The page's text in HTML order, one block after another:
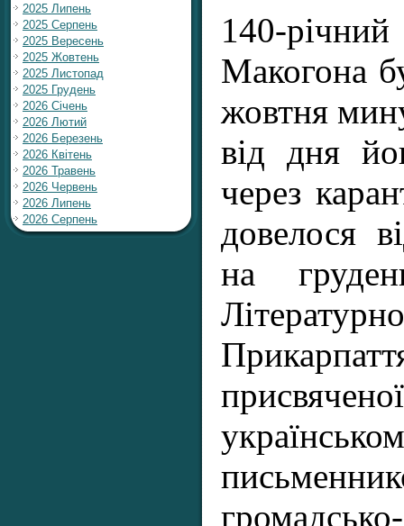
2025 Липень
2025 Серпень
2025 Вересень
2025 Жовтень
2025 Листопад
2025 Грудень
2026 Січень
2026 Лютий
2026 Березень
2026 Квітень
2026 Травень
2026 Червень
2026 Липень
2026 Серпень
140-
Макогона
жовтня
від дня
через
довелося
на